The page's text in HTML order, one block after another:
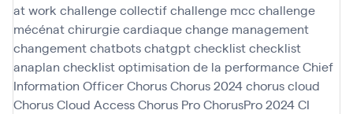
at work challenge collectifchallenge mcc challenge
mécénat chirurgie cardiaquechange management
changementchatbotschatgptchecklistchecklist
anaplan checklist optimisation de la performanceChief
Information OfficerChorusChorus 2024chorus cloud
Chorus Cloud AccessChorus ProChorusPro 2024CI